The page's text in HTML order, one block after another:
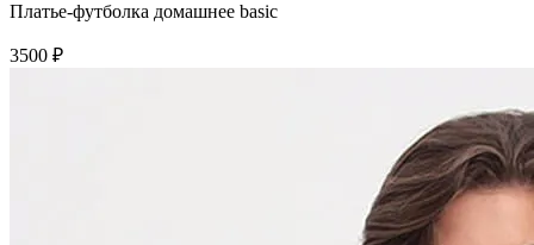
Платье-футболка домашнее basic
3500 ₽